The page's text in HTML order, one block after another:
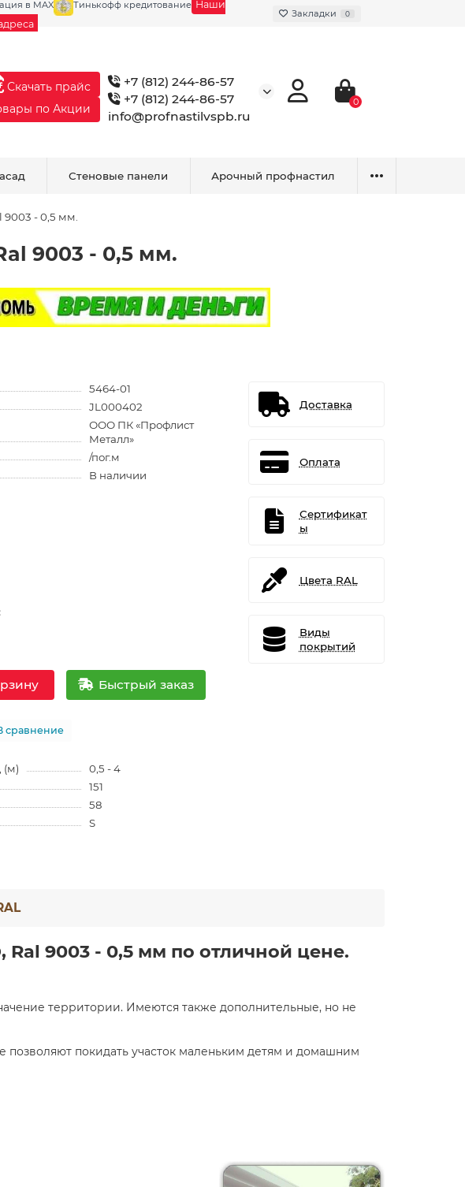
в MAX Тинькофф кредитование Наши
Закладки 0
Скачать прайс
по Акции
+7 (812) 244-86-57
+7 (812) 244-86-57
info@profnastilvspb.ru
0
Стеновые панели Арочный профнастил
9003 - 0,5 мм.
9003 - 0,5 мм.
5464-01
JL000402
ООО ПК «Профлист
Металл»
/пог.м
В наличии
Быстрый заказ
сравнение
(м)
0,5 - 4
151
58
S
Доставка
Оплата
Сертификат
ы
Цвета RAL
Виды
покрытий
9003 - 0,5 мм по отличной цене.
территории. Имеются также дополнительные, но не
позволяют покидать участок маленьким детям и домашним